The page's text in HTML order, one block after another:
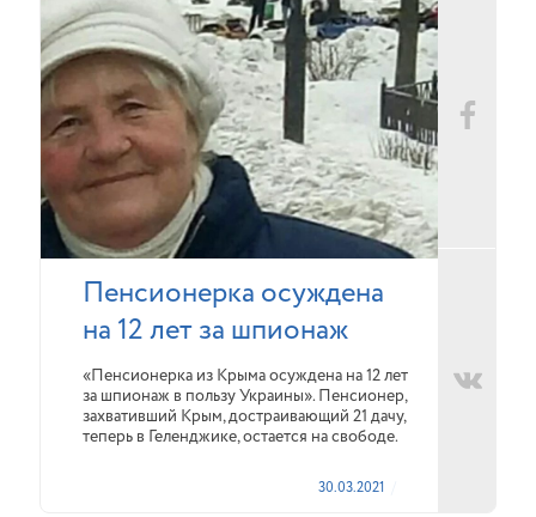
Пенсионерка осуждена
на 12 лет за шпионаж
«Пенсионерка из Крыма осуждена на 12 лет
за шпионаж в пользу Украины». Пенсионер,
захвативший Крым, достраивающий 21 дачу,
теперь в Геленджике, остается на свободе.
30.03.2021